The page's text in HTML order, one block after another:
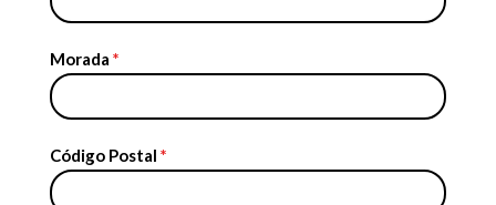
Morada *
Código Postal *